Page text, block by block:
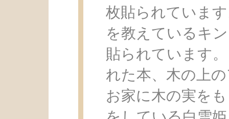
枚貼られていま
を教えているキ
貼られています
れた本、木の上
お家に木の実を